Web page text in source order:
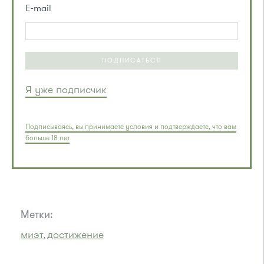
E-mail
ПОДПИСАТЬСЯ
Я уже подписчик
Подписываясь, вы принимаете условия и подтверждаете, что вам
больше 18 лет
Метки:
миэт,достижение